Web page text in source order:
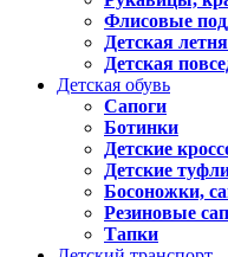
Флисовые
Детская
Детская
Детская обувь
Сапоги
Ботинки
Детские
Детские
Босоножки,
Резиновые
Тапки